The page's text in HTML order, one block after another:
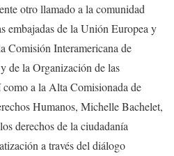
otro llamado a la comunidad
embajadas de la Unión Europea y
Comisión Interamericana de
de la Organización de las
a la Alta Comisionada de
Humanos, Michelle Bachelet,
derechos de la ciudadanía
a través del diálogo